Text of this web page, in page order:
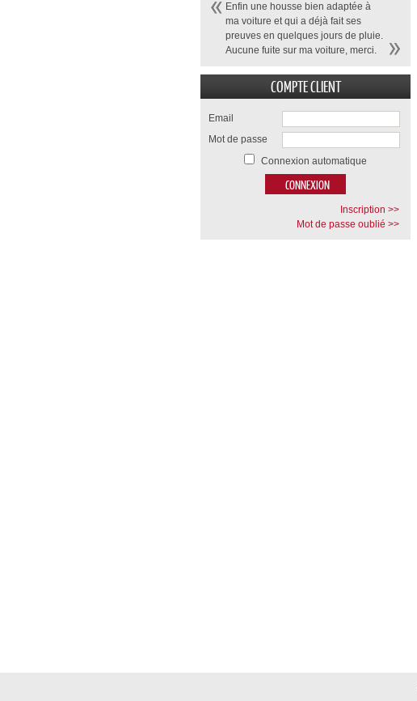
Enfin une housse bien adaptée à
ma voiture et qui a déjà fait ses
preuves en quelques jours de pluie.
Aucune fuite sur ma voiture, merci.
COMPTE CLIENT
Email
Mot de passe
Connexion automatique
Inscription >>
Mot de passe oublié >>